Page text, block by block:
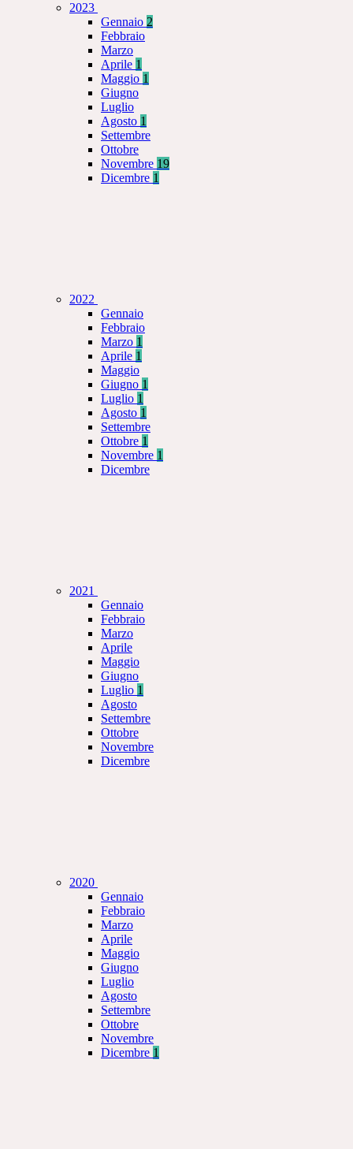
2023
Gennaio 2
Febbraio
Marzo
Aprile 1
Maggio 1
Giugno
Luglio
Agosto 1
Settembre
Ottobre
Novembre 19
Dicembre 1
2022
Gennaio
Febbraio
Marzo 1
Aprile 1
Maggio
Giugno 1
Luglio 1
Agosto 1
Settembre
Ottobre 1
Novembre 1
Dicembre
2021
Gennaio
Febbraio
Marzo
Aprile
Maggio
Giugno
Luglio 1
Agosto
Settembre
Ottobre
Novembre
Dicembre
2020
Gennaio
Febbraio
Marzo
Aprile
Maggio
Giugno
Luglio
Agosto
Settembre
Ottobre
Novembre
Dicembre 1